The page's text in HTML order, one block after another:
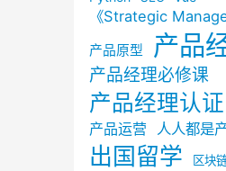
《Strategic
产品原型 产品
产品经理必修课
产品经理认证
产品运营 人人都是
出国留学 区块